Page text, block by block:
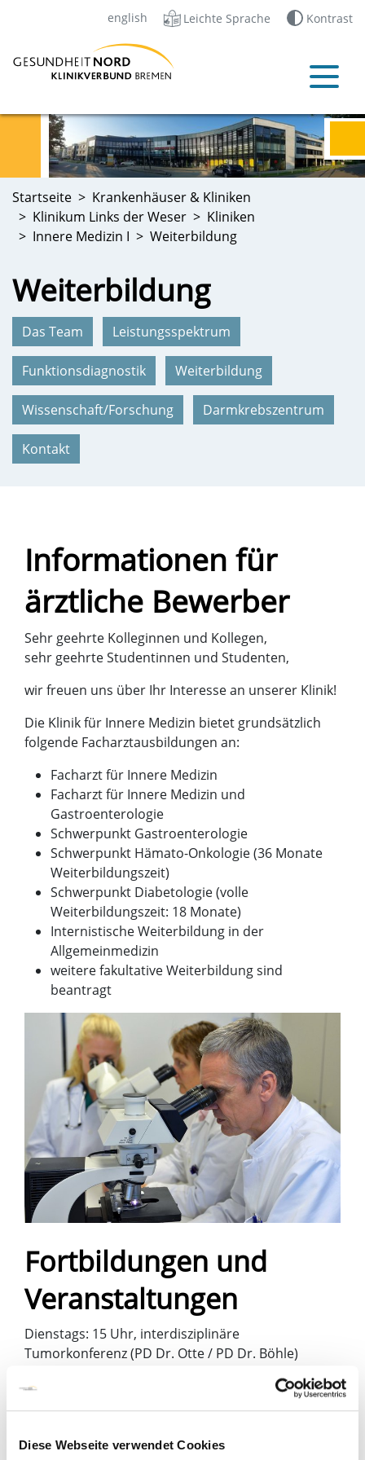
Diese Webseite verwendet Cookies
english Leichte Sprache Kontrast
Startseite
Krankenhäuser & Kliniken
Klinikum Links der Weser
Kliniken
Innere Medizin I
Weiterbildung
Weiterbildung
Das Team Leistungsspektrum
Funktionsdiagnostik Weiterbildung
Wissenschaft/Forschung Darmkrebszentrum
Kontakt
Informationen für
ärztliche Bewerber
Sehr geehrte Kolleginnen und Kollegen,
sehr geehrte Studentinnen und Studenten,
wir freuen uns über Ihr Interesse an unserer Klinik!
Die Klinik für Innere Medizin bietet grundsätzlich
folgende Facharztausbildungen an:
Facharzt für Innere Medizin
Facharzt für Innere Medizin und
Gastroenterologie
Schwerpunkt Gastroenterologie
Schwerpunkt Hämato-Onkologie (36 Monate
Weiterbildungszeit)
Schwerpunkt Diabetologie (volle
Weiterbildungszeit: 18 Monate)
Internistische Weiterbildung in der
Allgemeinmedizin
weitere fakultative Weiterbildung sind
beantragt
Fortbildungen und
Veranstaltungen
Dienstags: 15 Uhr, interdisziplinäre
Tumorkonferenz (PD Dr. Otte / PD Dr. Böhle)
Mittwochs: 8:30 Uhr abteilungsinterne
internistische Fortbildung
Bitte wenden Sie sich telefonisch